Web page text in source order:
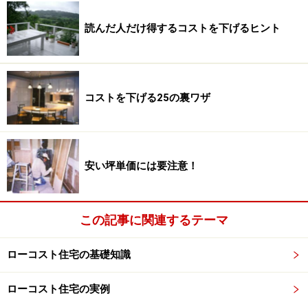
※記事内容は執筆時点のものです。最新の内容をご確認くださ
い。
読んだ人だけ得するコストを下げるヒント
コストを下げる25の裏ワザ
安い坪単価には要注意！
この記事に関連するテーマ
ローコスト住宅の基礎知識
ローコスト住宅の実例